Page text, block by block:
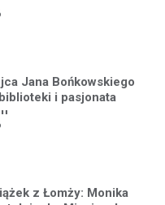
Jana Bońkowskiego
i pasjonata
z Łomży: Monika